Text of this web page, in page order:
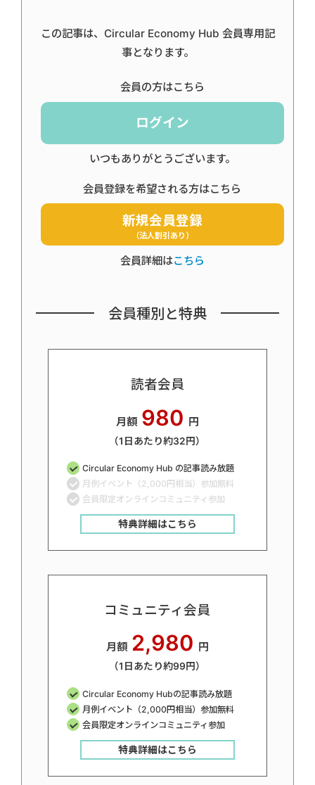
この記事は、Circular Economy Hub 会員専用記
事となります。
会員の方はこちら
ログイン
いつもありがとうございます。
会員登録を希望される方はこちら
新規会員登録
（法人割引あり）
会員詳細はこちら
会員種別と特典
読者会員
月額 980 円
（1日あたり約32円）
Circular Economy Hub の記事読み放題
月例イベント（2,000円相当）参加無料
会員限定オンラインコミュニティ参加
特典詳細はこちら
コミュニティ会員
月額 2,980 円
（1日あたり約99円）
Circular Economy Hubの記事読み放題
月例イベント（2,000円相当）参加無料
会員限定オンラインコミュニティ参加
特典詳細はこちら